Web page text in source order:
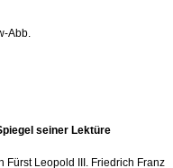
Abb.
seiner Lektüre
Leopold III. Friedrich Franz